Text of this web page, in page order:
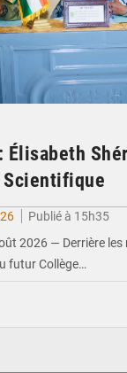
Élisabeth
Scientifique
Publié à 15h35
2026 — Derrière les
futur Collège…